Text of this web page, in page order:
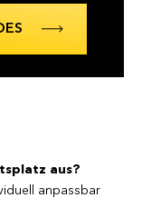
aus?
anpassbar